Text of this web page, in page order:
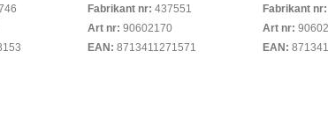
Fabrikant nr: 437551
Art nr: 90602170
EAN: 8713411271571
Fabrikant nr:
Art nr:
EAN: